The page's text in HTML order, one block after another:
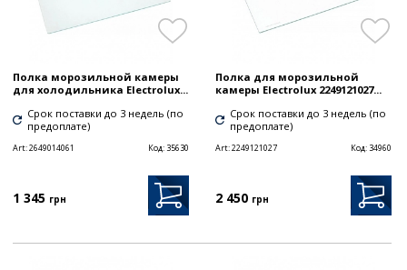
Полка морозильной камеры
для холодильника Electrolux...
Срок поставки до 3 недель (по
предоплате)
Art:2649014061 Код: 35630
1 345 грн
Полка для морозильной
камеры Electrolux 2249121027...
Срок поставки до 3 недель (по
предоплате)
Art:2249121027 Код: 34960
2 450 грн